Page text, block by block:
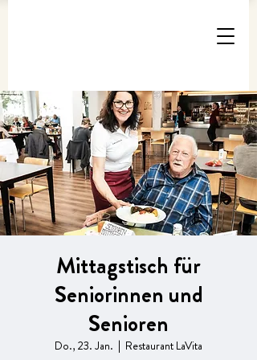
Mittagstisch für
Seniorinnen und
Senioren
Do., 23. Jan.
  |
Restaurant LaVita